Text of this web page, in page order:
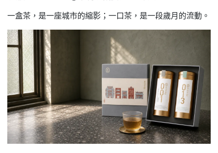
一盒茶，是一座城市的縮影；一口茶，是一段歲月的流動。